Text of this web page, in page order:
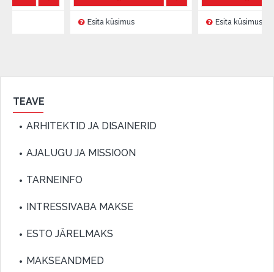
Esita küsimus Esita küsimus
TEAVE
ARHITEKTID JA DISAINERID
AJALUGU JA MISSIOON
TARNEINFO
INTRESSIVABA MAKSE
ESTO JÄRELMAKS
MAKSEANDMED